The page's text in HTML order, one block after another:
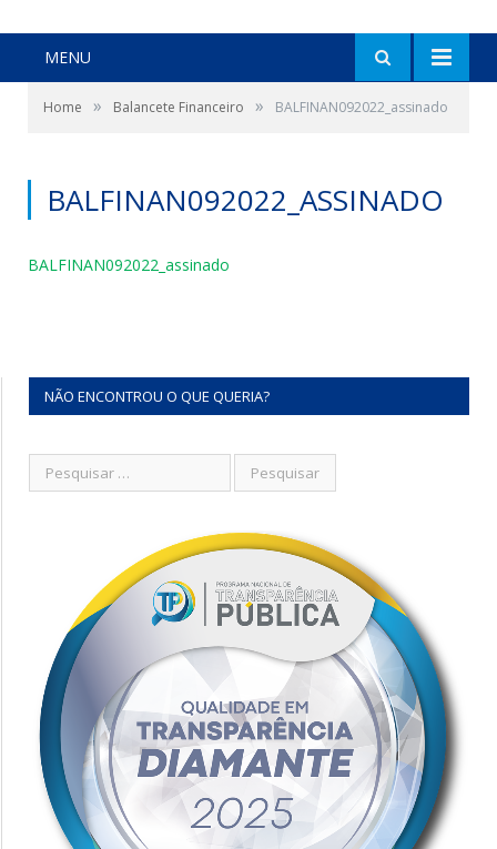
MENU
Home » Balancete Financeiro » BALFINAN092022_assinado
BALFINAN092022_ASSINADO
BALFINAN092022_assinado
NÃO ENCONTROU O QUE QUERIA?